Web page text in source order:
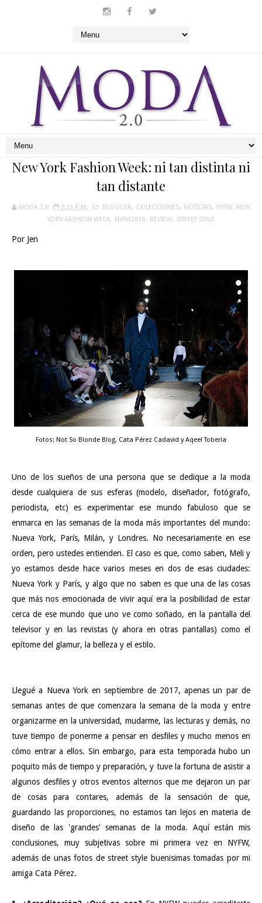
New York Fashion Week: ni tan distinta ni
tan distante
MODA 2.0 3:13 P. M. BLOGGER, COLECCIONES, NOTICIAS, NYFW. NEW
YORK FASHION WEEK, NYFW2018, REVIEW, STREET STYLE
Por Jen
Fotos: Not So Blonde Blog, Cata Pérez Cadavid y Aqeel Toberia
Uno de los sueños de una persona que se dedique a la moda
desde cualquiera de sus esferas (modelo, diseñador, fotógrafo,
periodista, etc) es experimentar ese mundo fabuloso que se
enmarca en las semanas de la moda más importantes del mundo:
Nueva York, París, Milán, y Londres. No necesariamente en ese
orden, pero ustedes entienden. El caso es que, como saben, Meli y
yo estamos desde hace varios meses en dos de esas ciudades:
Nueva York y París, y algo que no saben es que una de las cosas
que más nos emocionada de vivir aquí era la posibilidad de estar
cerca de ese mundo que uno ve como soñado, en la pantalla del
televisor y en las revistas (y ahora en otras pantallas) como el
epítome del glamur, la belleza y el estilo.
Llegué a Nueva York en septiembre de 2017, apenas un par de
semanas antes de que comenzara la semana de la moda y entre
organizarme en la universidad, mudarme, las lecturas y demás, no
tuve tiempo de ponerme a pensar en desfiles y mucho menos en
cómo entrar a ellos. Sin embargo, para esta temporada hubo un
poquito más de tiempo y preparación, y tuve la fortuna de asistir a
algunos desfiles y otros eventos alternos que me dejaron un par
de cosas para contares, además de la sensación de que,
guardando las proporciones, no estamos tan lejos en materia de
diseño de las 'grandes' semanas de la moda. Aquí están mis
conclusiones, muy subjetivas sobre mi primera vez en NYFW,
además de unas fotos de street style buenisimas tomadas por mi
amiga Cata Pérez.